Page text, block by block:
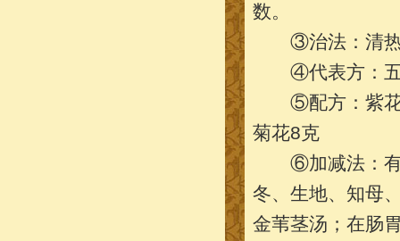
数。
③治法：清热
④代表方：五
⑤配方：紫花
菊花8克
⑥加减法：有表
冬、生地、知母
金苇茎汤；在肠